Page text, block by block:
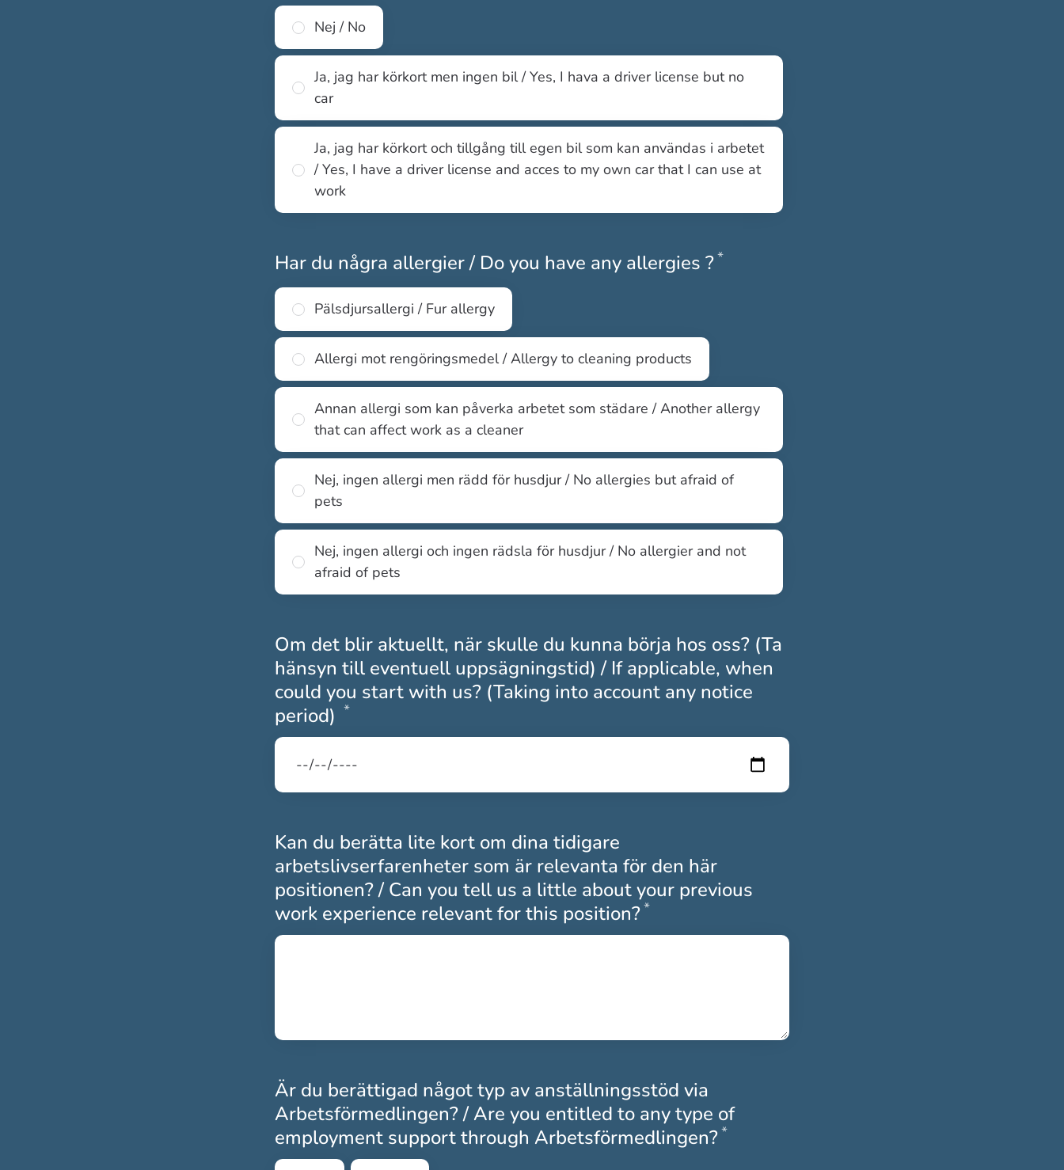
Nej / No
Ja, jag har körkort men ingen bil / Yes, I hava a driver license but no
car
Ja, jag har körkort och tillgång till egen bil som kan användas i arbetet
/ Yes, I have a driver license and acces to my own car that I can use at
work
Har du några allergier / Do you have any allergies ?*Obligatoriskt
Pälsdjursallergi / Fur allergy
Allergi mot rengöringsmedel / Allergy to cleaning products
Annan allergi som kan påverka arbetet som städare / Another allergy
that can affect work as a cleaner
Nej, ingen allergi men rädd för husdjur / No allergies but afraid of
pets
Nej, ingen allergi och ingen rädsla för husdjur / No allergier and not
afraid of pets
Om det blir aktuellt, när skulle du kunna börja hos oss? (Ta
hänsyn till eventuell uppsägningstid) / If applicable, when
could you start with us? (Taking into account any notice
period) *Obligatoriskt
Kan du berätta lite kort om dina tidigare
arbetslivserfarenheter som är relevanta för den här
positionen? / Can you tell us a little about your previous
work experience relevant for this position?*Obligatoriskt
Är du berättigad något typ av anställningsstöd via
Arbetsförmedlingen? / Are you entitled to any type of
employment support through Arbetsförmedlingen?*Obligatoriskt